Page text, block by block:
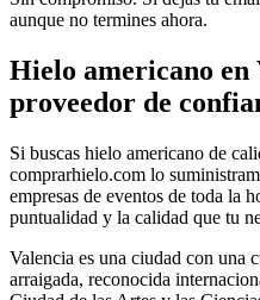
aunque no termines ahora.
Hielo americano en
proveedor de
Si buscas hielo americano de
comprarhielo.com lo
empresas de eventos de toda la
puntualidad y la calidad que tu
Valencia es una ciudad con una
arraigada, reconocida